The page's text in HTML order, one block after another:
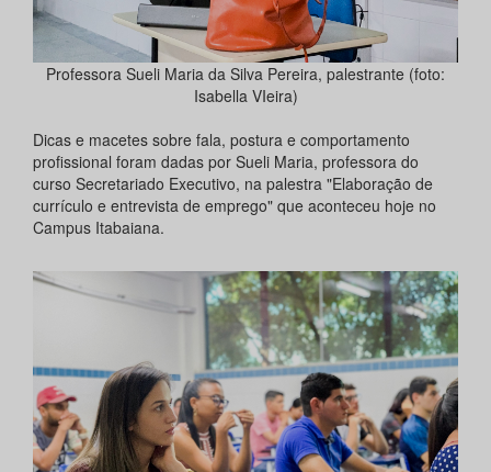
Professora Sueli Maria da Silva Pereira, palestrante (foto:
Isabella VIeira)
Dicas e macetes sobre fala, postura e comportamento
profissional foram dadas por Sueli Maria, professora do
curso Secretariado Executivo, na palestra "Elaboração de
currículo e entrevista de emprego" que aconteceu hoje no
Campus Itabaiana.